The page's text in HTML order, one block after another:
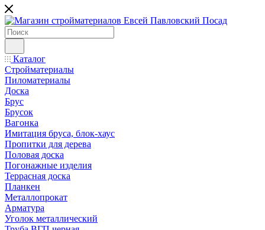
Каталог
Стройматериалы
Пиломатериалы
Доска
Брус
Брусок
Вагонка
Имитация бруса, блок-хаус
Пропитки для дерева
Половая доска
Погонажные изделия
Террасная доска
Планкен
Металлопрокат
Арматура
Уголок металлический